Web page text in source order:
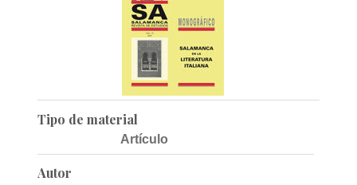
Tipo de material
Artículo
Autor